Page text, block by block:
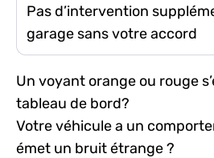
Pas d’intervention
garage sans votre accord
Un voyant orange ou rouge
tableau de bord?
Votre véhicule a un
émet un bruit étrange ?